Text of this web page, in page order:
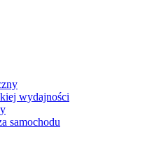
wydajności
samochodu